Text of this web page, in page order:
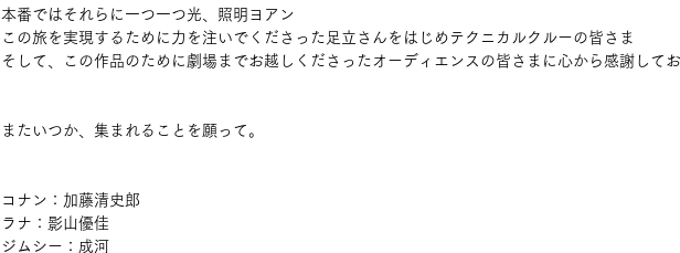
本番ではそれらに一つ一つ光、照明ヨアン
この旅を実現するために力を注いでくださった足立さんをはじめテクニカルクルーの皆さま
そして、この作品のために劇場までお越しくださったオーディエンスの皆さまに心から感謝してお
またいつか、集まれることを願って。
コナン：加藤清史郎
ラナ：影山優佳
ジムシー：成河